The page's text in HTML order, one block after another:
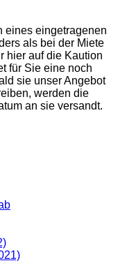
eines eingetragenen
als bei der Miete
hier auf die Kaution
für Sie eine noch
sie unser Angebot
werden die
an sie versandt.